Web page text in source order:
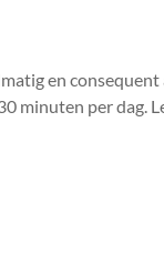
en
minuten per dag.